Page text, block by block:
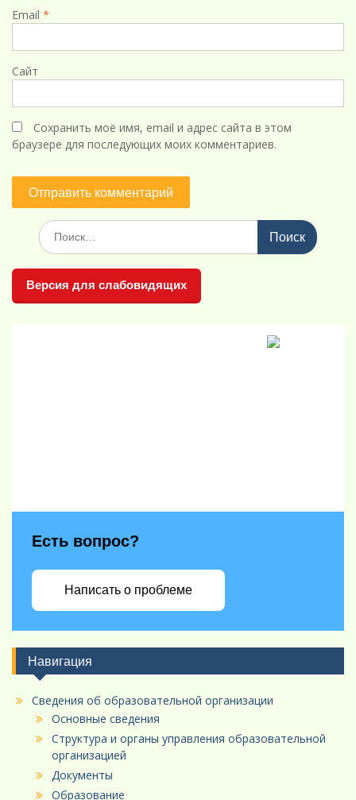
Email *
Сайт
Сохранить моё имя, email и адрес сайта в этом
браузере для последующих моих комментариев.
Поиск
по:
Версия для слабовидящих
Есть вопрос?
Написать о проблеме
Навигация
Сведения об образовательной организации
Основные сведения
Структура и органы управления образовательной
организацией
Документы
Образование